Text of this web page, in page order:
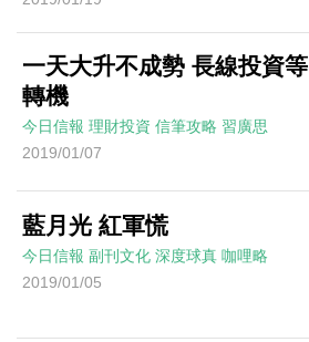
一天大升不成勢 長線投資等
轉機
今日信報 理財投資 信筆攻略 習廣思
2019/01/07
藍月光 紅軍慌
今日信報 副刊文化 深度球真 咖哩略
2019/01/05